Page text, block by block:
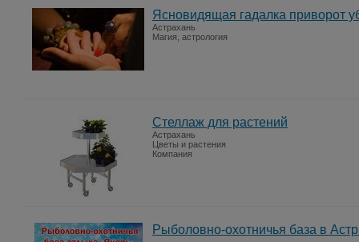
Ясновидящая гадалка приворот
Астрахань
Магия, астрология
Стеллаж для растений
Астрахань
Цветы и растения
Компания
Рыболовно-охотничья база в